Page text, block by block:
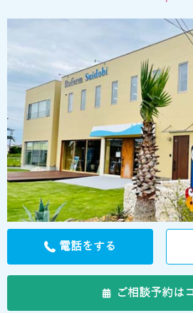
(5) 保有するお客さま情報について、お客さ
除、利用停止の依頼を所定の窓口でお受けし
具体的には、以下の内容に従ってお客さま情
３．お客様の情報の利用目的
当社は、不動産についてのサービスをお客
り、各種の申込みの受付、訪問、提案、見積
等の機会に、当社が直接あるいは協力会社又
客さまの個人情報（お客さまの電子メールア
号等）を取得いたしますが、これらの個人情
いただきます。
(1) 不動産についてのサービスの提供
(2) 不動産についてのサービスのアフターサー
(3) 不動産についてのサービスのお知らせ・
(4) ウェブサイトシステム管理会社（以下「
す。）への提供。
(5) その他上記(1)から(4)に附随する業務の
電話をする
ご相談予約は